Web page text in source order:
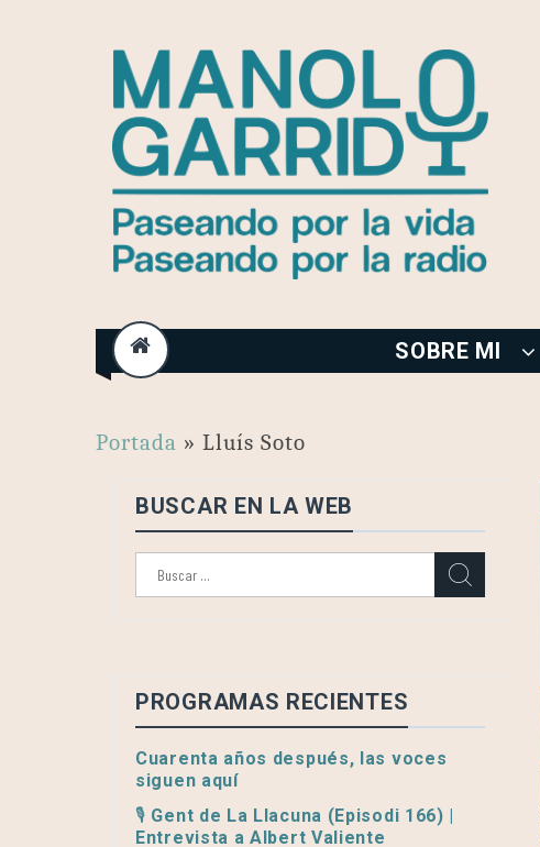
content
SOBRE MI
Portada » Lluís Soto
BUSCAR EN LA WEB
PROGRAMAS RECIENTES
Cuarenta años después, las voces
siguen aquí
🎙️ Gent de La Llacuna (Episodi 166) |
Entrevista a Albert Valiente